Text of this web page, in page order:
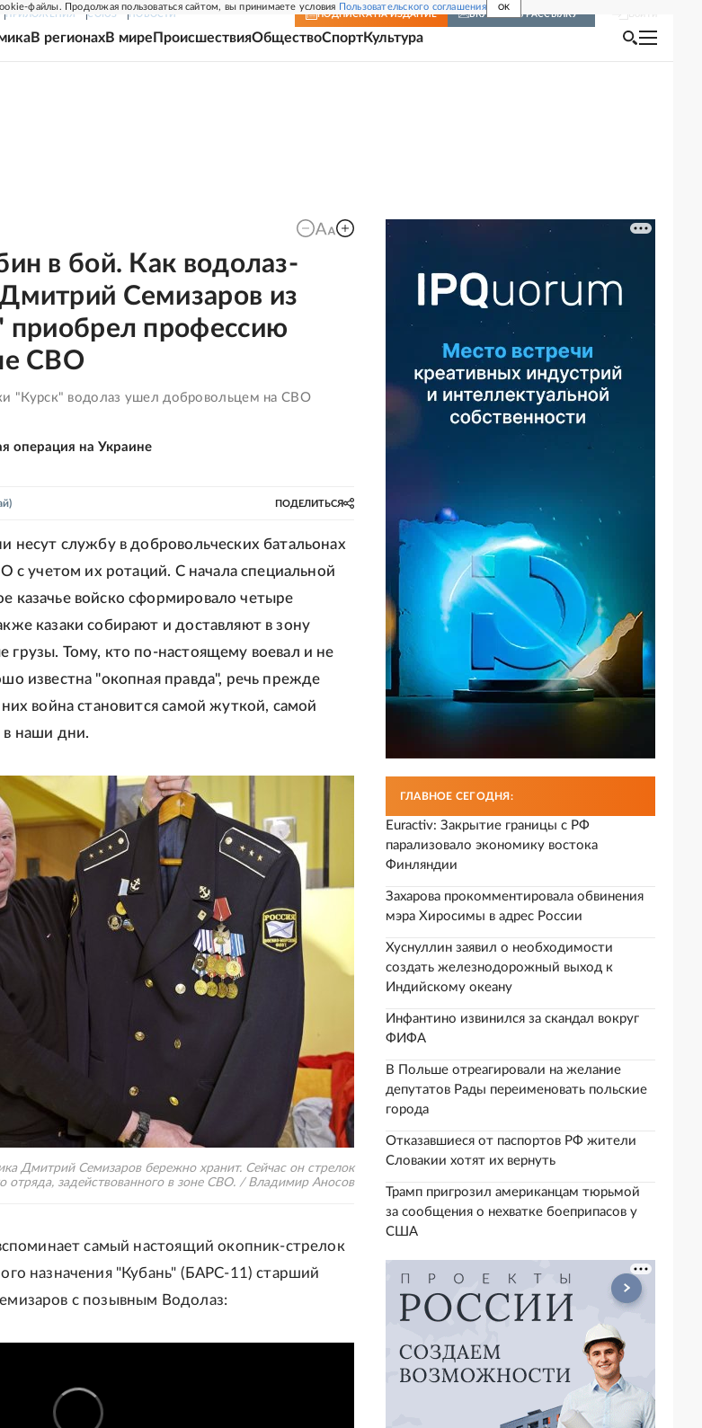
файлы. Продолжая пользоваться сайтом, вы принимаете условия Пользовательского соглашения OK
ПРИЛОЖЕНИЯ СОЮЗ НОВОСТИ ПОДПИСКА НА ИЗДАНИЕ ВКЛЮЧИТЬ РАССЫЛКУ
В регионахВ мире ПроисшествияОбществоСпортКультура
в бой. Как водолаз-
Семизаров из
приобрел профессию
СВО
"Курск" водолаз ушел добровольцем на СВО
операция на Украине
ПОДЕЛИТЬСЯ
несут службу в добровольческих батальонах
с учетом их ротаций. С начала специальной
казачье войско сформировало четыре
казаки собирают и доставляют в зону
грузы. Тому, кто по-настоящему воевал и не
известна "окопная правда", речь прежде
война становится самой жуткой, самой
в наши дни.
Дмитрий Семизаров бережно хранит. Сейчас он стрелок
отряда, задействованного в зоне СВО. / Владимир Аносов
самый настоящий окопник-стрелок
назначения "Кубань" (БАРС-11) старший
с позывным Водолаз:
ГЛАВНОЕ СЕГОДНЯ:
Euractiv: Закрытие границы с РФ
парализовало экономику востока
Финляндии
Захарова прокомментировала обвинения
мэра Хиросимы в адрес России
Хуснуллин заявил о необходимости
создать железнодорожный выход к
Индийскому океану
Инфантино извинился за скандал вокруг
ФИФА
В Польше отреагировали на желание
депутатов Рады переименовать польские
города
Отказавшиеся от паспортов РФ жители
Словакии хотят их вернуть
Трамп пригрозил американцам тюрьмой
за сообщения о нехватке боеприпасов у
США